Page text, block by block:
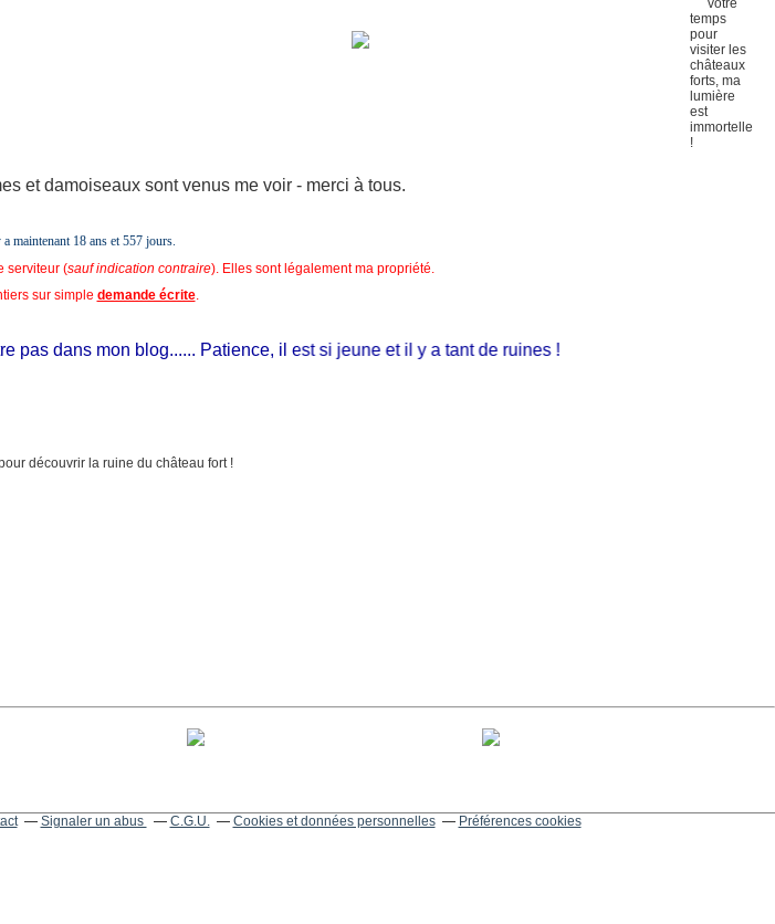
et damoiseaux sont venus me voir - merci à tous.
maintenant 18 ans et557 jours.
serviteur (sauf indication contraire). Elles sont légalement ma propriété.
sur simple demande écrite.
dans mon blog...... Patience, il est si jeune et il y a tant de ruines !
Signaler un abus C.G.U. Cookies et données personnelles Préférences cookies